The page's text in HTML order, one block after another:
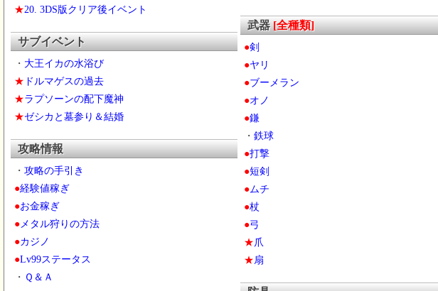
★20. 3DS版クリア後イベント
サブイベント
・ 大王イカの水浴び
★ ドルマゲスの過去
★ラプソーンの配下魔神
★ゼシカと墓参り＆結婚
攻略情報
・攻略の手引き
●経験値稼ぎ
●お金稼ぎ
●メタル狩りの方法
●カジノ
●Lv99ステータス
・ Ｑ＆Ａ
武器[全種類]
●剣
●ヤリ
●ブーメラン
●オノ
●鎌
・鉄球
●打撃
●短剣
●ムチ
●杖
●弓
★爪
★扇